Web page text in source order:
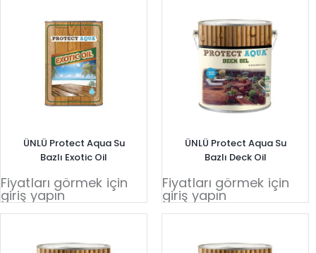
ÜNLÜ Protect Aqua Su
Bazlı Exotic Oil
Fiyatları görmek için
giriş yapın
ÜNLÜ Protect Aqua Su
Bazlı Deck Oil
Fiyatları görmek için
giriş yapın